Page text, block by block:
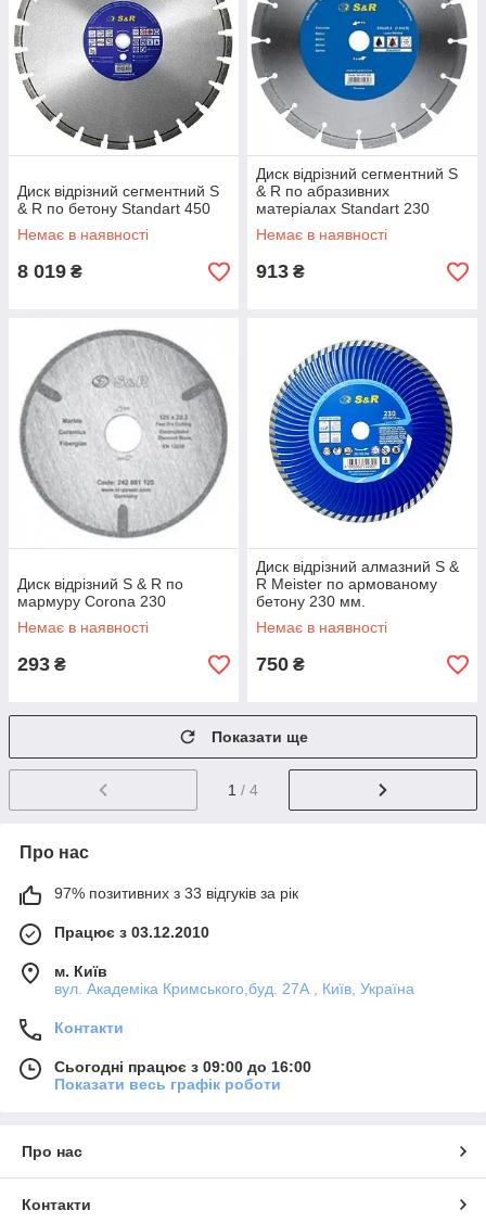
Диск відрізний сегментний S
& R по бетону Standart 450
Немає в наявності
8 019 ₴
Диск відрізний сегментний S
& R по абразивних
матеріалах Standart 230
Немає в наявності
913 ₴
Диск відрізний S & R по
мармуру Corona 230
Немає в наявності
293 ₴
Диск відрізний алмазний S &
R Meister по армованому
бетону 230 мм.
Немає в наявності
750 ₴
Показати ще
1 / 4
Про нас
97% позитивних з 33 відгуків за рік
Працює з 03.12.2010
м. Київ
вул. Академіка Кримського,буд. 27А , Київ, Україна
Контакти
Сьогодні працює з 09:00 до 16:00
Показати весь графік роботи
Про нас
Контакти